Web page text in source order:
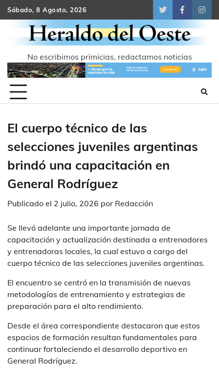
Skip
to
content
Sábado, 8 Agosto, 2026
TwitterFacebook
No escribimos primicias, redactamos noticias
El cuerpo técnico de las
selecciones juveniles argentinas
brindó una capacitación en
General Rodríguez
Publicado el 2 julio, 2026 por Redacción
Se llevó adelante una importante jornada de
capacitación y actualización destinada a entrenadores
y entrenadoras locales, la cual estuvo a cargo del
cuerpo técnico de las selecciones juveniles argentinas.
El encuentro se centró en la transmisión de nuevas
metodologías de entrenamiento y estrategias de
preparación para el alto rendimiento.
Desde el área correspondiente destacaron que estos
espacios de formación resultan fundamentales para
continuar fortaleciendo el desarrollo deportivo en
General Rodríguez.